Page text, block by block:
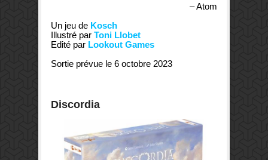
– Atom
Un jeu de Kosch
Illustré par Toni Llobet
Edité par Lookout Games
Sortie prévue le 6 octobre 2023
Discordia